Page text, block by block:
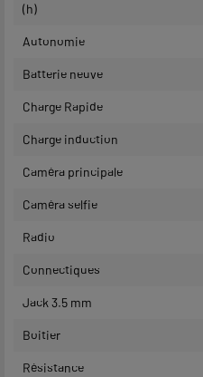
(h)
Autonomie
Batterie neuve
Charge Rapide
Charge induction
Caméra principale
Caméra selfie
Radio
Connectiques
Jack 3.5 mm
Boitier
Résistance